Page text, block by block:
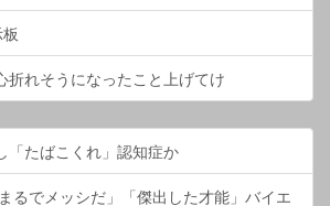
折れそうになったこと上げてけ
「たばこくれ」認知症か
るでメッシだ」「傑出した才能」バイエ